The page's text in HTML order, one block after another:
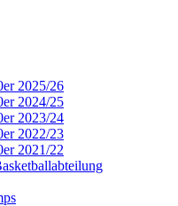
2025/26
2024/25
2023/24
2022/23
2021/22